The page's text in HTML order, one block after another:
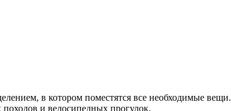
в котором поместятся все необходимые вещи.
и велосипедных прогулок.